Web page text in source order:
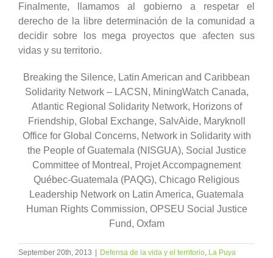
Finalmente, llamamos al gobierno a respetar el
derecho de la libre determinación de la comunidad a
decidir sobre los mega proyectos que afecten sus
vidas y su territorio.
Breaking the Silence, Latin American and Caribbean
Solidarity Network – LACSN, MiningWatch Canada,
Atlantic Regional Solidarity Network, Horizons of
Friendship, Global Exchange, SalvAide, Maryknoll
Office for Global Concerns, Network in Solidarity with
the People of Guatemala (NISGUA), Social Justice
Committee of Montreal, Projet Accompagnement
Québec-Guatemala (PAQG), Chicago Religious
Leadership Network on Latin America, Guatemala
Human Rights Commission, OPSEU Social Justice
Fund, Oxfam
September 20th, 2013 Defensa de la vida y el territorio, La Puya